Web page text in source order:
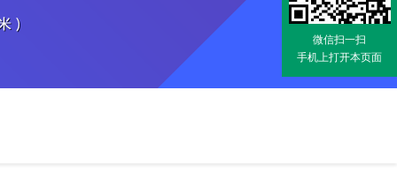
微信扫一扫
手机上打开本页面